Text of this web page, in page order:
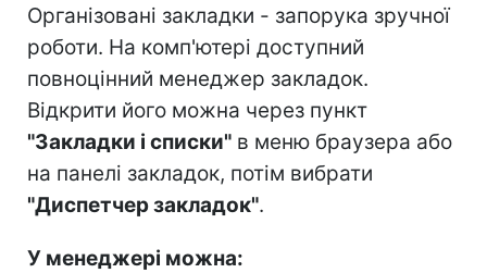
Організовані закладки - запорука зручної
роботи. На комп'ютері доступний
повноцінний менеджер закладок.
Відкрити його можна через пункт
"Закладки і списки" в меню браузера або
на панелі закладок, потім вибрати
"Диспетчер закладок".
У менеджері можна: